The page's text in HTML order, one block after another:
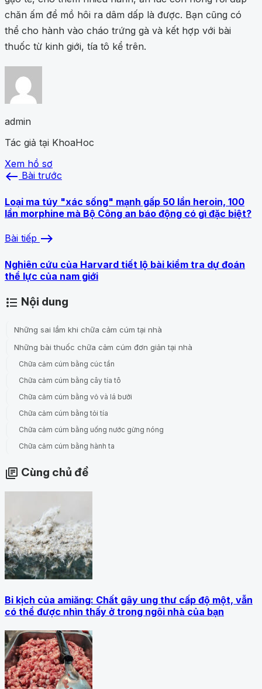
chăn ấm để mồ hôi ra dâm dấp là được. Bạn cũng có
thể cho hành vào cháo trứng gà và kết hợp với bài
thuốc từ kinh giới, tía tô kể trên.
admin
Tác giả tại KhoaHoc
Xem hồ sơ
west Bài trước
Loại ma túy "xác sống" mạnh gấp 50 lần heroin, 100
lần morphine mà Bộ Công an báo động có gì đặc biệt?
Bài tiếp east
Nghiên cứu của Harvard tiết lộ bài kiểm tra dự đoán
thể lực của nam giới
format_list_bulleted Nội dung
Những sai lầm khi chữa cảm cúm tại nhà
Những bài thuốc chữa cảm cúm đơn giản tại nhà
Chữa cảm cúm bằng cúc tần
Chữa cảm cúm bằng cây tía tô
Chữa cảm cúm bằng vỏ và lá bưởi
Chữa cảm cúm bằng tỏi tía
Chữa cảm cúm bằng uống nước gừng nóng
Chữa cảm cúm bằng hành ta
library_books Cùng chủ đề
Bi kịch của amiăng: Chất gây ung thư cấp độ một, vẫn
có thể được nhìn thấy ở trong ngôi nhà của bạn